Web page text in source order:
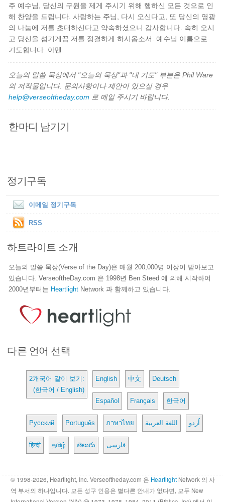
주 예수님, 당신의 구원을 제게 주시기 위해 행하신 모든 것으로 인
해 찬양을 드립니다. 사랑하는 주님, 다시 오신다고, 또 당신의 영광
의 나눔에 저를 초대하신다고 약속하셨으니 감사합니다. 속히 오시
고 당신을 섬기게끔 저를 정결하게 하시옵소서. 예수님 이름으로
기도합니다. 아멘.
오늘의 말씀 묵상에서 "오늘의 묵상"과 "내 기도" 부분은 Phil Ware
의 저작물입니다. 문의사항이나 제안이 있으실 경우
help@verseoftheday.com 로 메일 주시기 바랍니다.
한마디 남기기
정기구독
이메일 정기구독
RSS
하트라이트 소개
오늘의 말씀 묵상(Verse of the Day)은 매월 200,000명 이상이 받아보고
있습니다. VerseoftheDay.com 은 1998년 Ben Steed 에 의해 시작하여
2000년부터는 Heartlight Network 과 함께하고 있습니다.
다른 언어 선택
2개국어 같이 보기:
(한국어 / English)
English 中文 Deutsch
Español Français 한국어
Русский Português ภาษาไทย اللغة العربية اُردو
हिन्दी தமிழ் తెలుగు فارسی
© 1998-2026, Heartlight, Inc. Verseoftheday.com 은 Heartlight Network 의 사
역 부서의 하나입니다. 모든 성구 인용은 별다른 안내가 없다면, 모두 New